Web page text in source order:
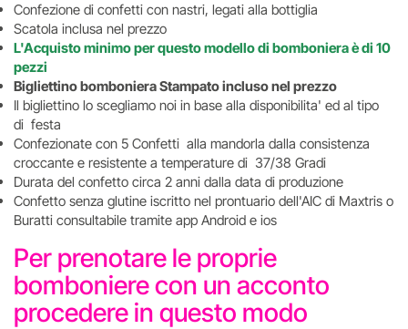
Confezione di confetti con nastri, legati alla bottiglia
Scatola inclusa nel prezzo
L'Acquisto minimo per questo modello di bomboniera è di 10
pezzi
Bigliettino bomboniera Stampato incluso nel prezzo
Il bigliettino lo scegliamo noi in base alla disponibilita' ed al tipo
di festa
Confezionate con 5 Confetti alla mandorla dalla consistenza
croccante e resistente a temperature di 37/38 Gradi
Durata del confetto circa 2 anni dalla data di produzione
Confetto senza glutine iscritto nel prontuario dell'AIC di Maxtris o
Buratti consultabile tramite app Android e ios
Per prenotare le proprie
bomboniere con un acconto
procedere in questo modo